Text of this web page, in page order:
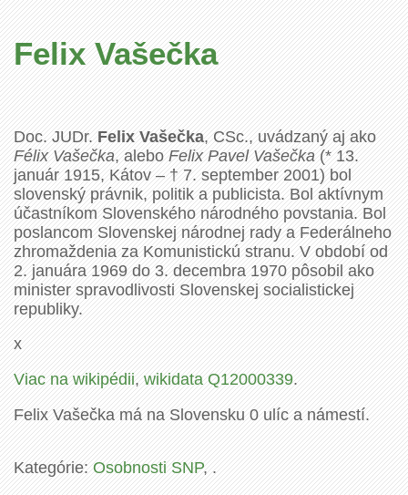
Felix Vašečka
Doc. JUDr.Felix Vašečka, CSc., uvádzaný aj ako
Félix Vašečka, aleboFelix Pavel Vašečka(* 13.
január 1915, Kátov – † 7. september 2001) bol
slovenský právnik, politik a publicista. Bol aktívnym
účastníkom Slovenského národného povstania. Bol
poslancom Slovenskej národnej rady a Federálneho
zhromaždenia za Komunistickú stranu. V období od
2. januára 1969 do 3. decembra 1970 pôsobil ako
minister spravodlivosti Slovenskej socialistickej
republiky.
x
Viac na wikipédii,wikidata Q12000339.
Felix Vašečka má na Slovensku 0 ulíc a námestí.
Kategórie:Osobnosti SNP, .